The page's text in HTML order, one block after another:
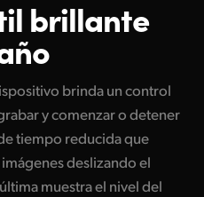
brillante
brinda un control
y comenzar o detener
tiempo reducida que
deslizando el
muestra el nivel del